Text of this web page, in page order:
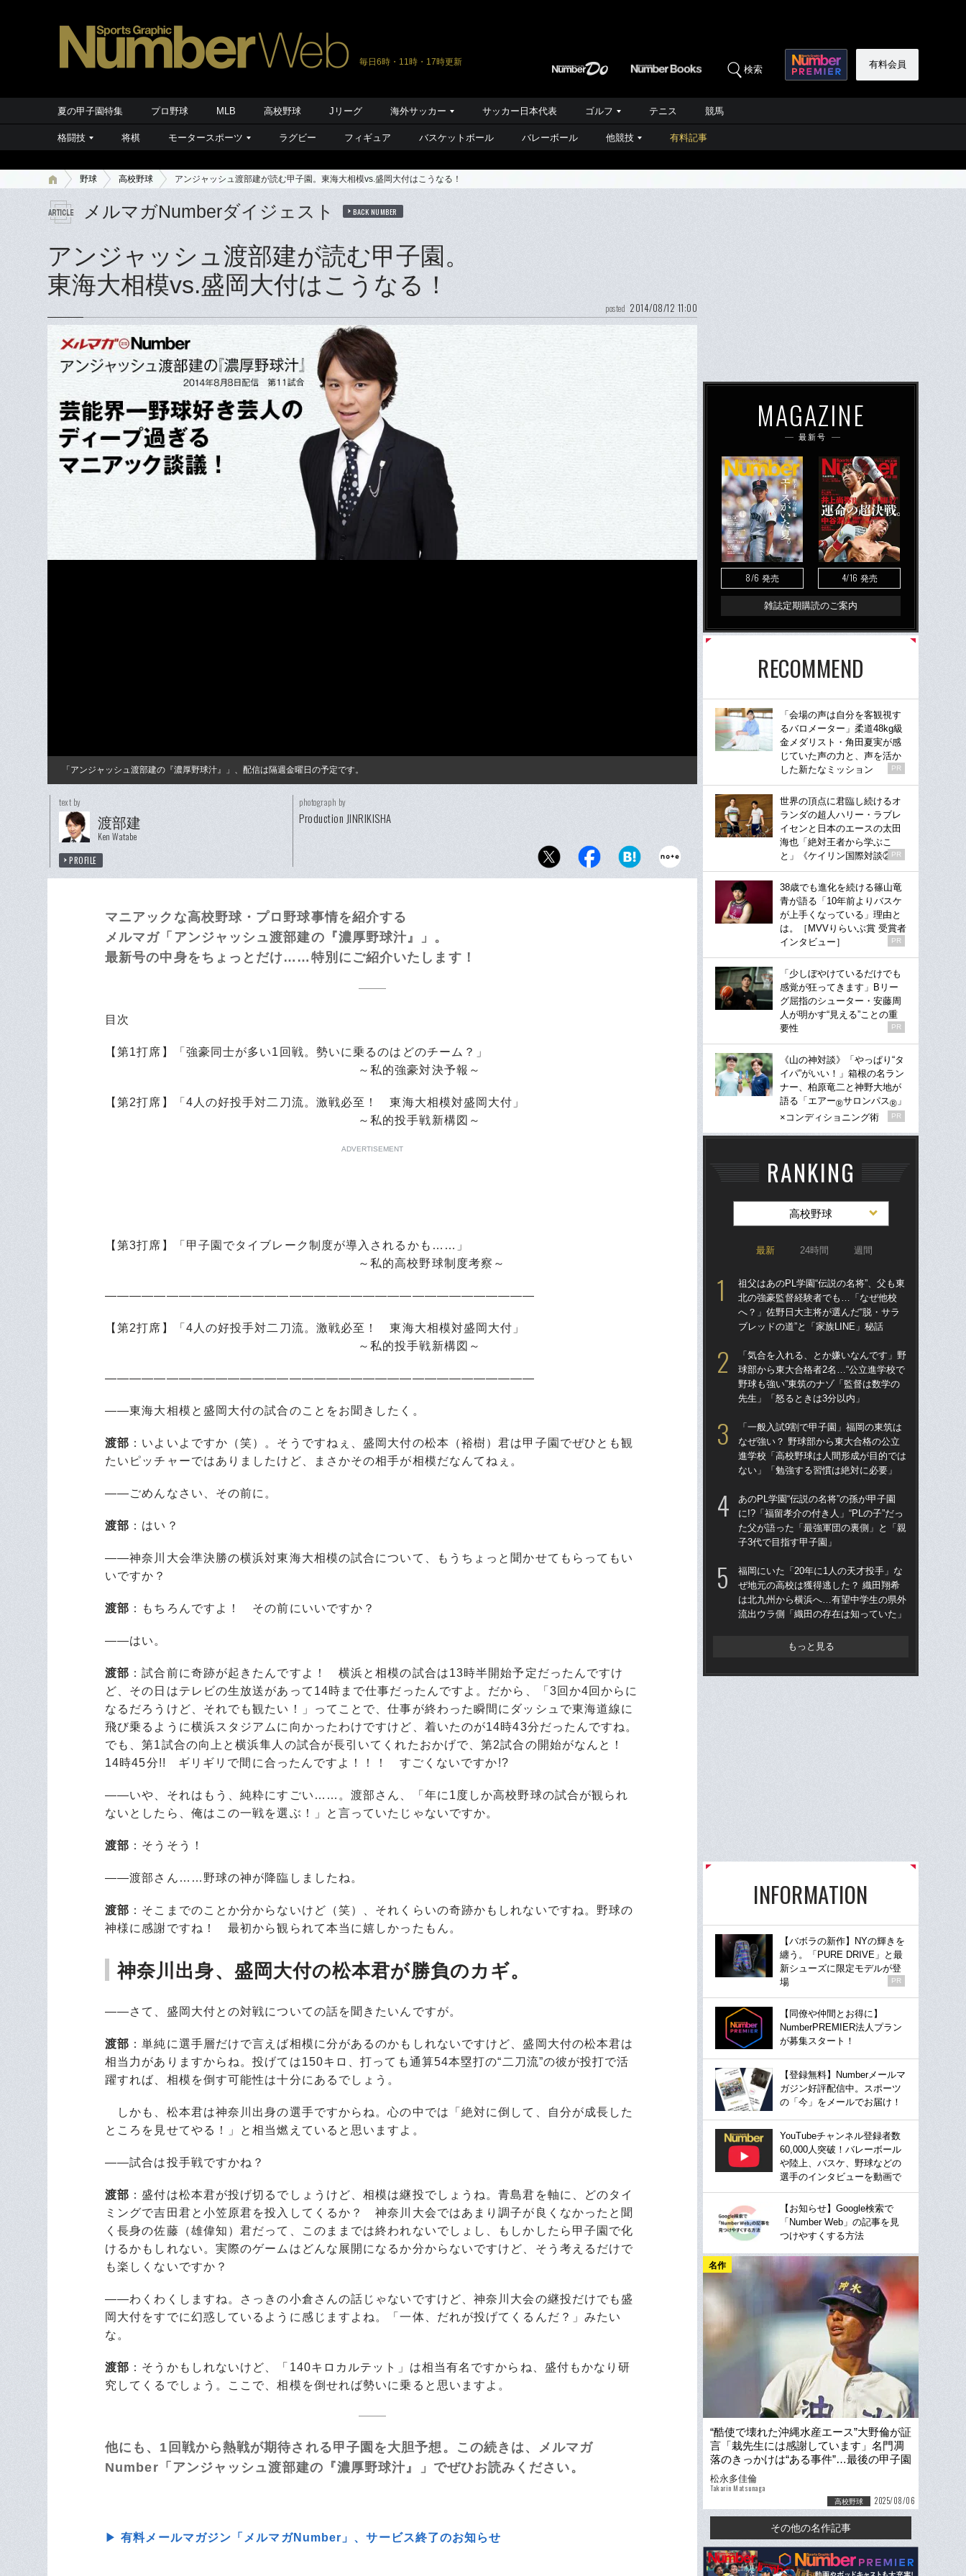
毎日6時・11時・17時更新
検索 有料会員
夏の甲子園特集 プロ野球 MLB 高校野球 Jリーグ 海外サッカー サッカー日本代表 ゴルフ テニス 競馬
格闘技 将棋 モータースポーツ ラグビー フィギュア バスケットボール バレーボール 他競技 有料記事
野球 高校野球 アンジャッシュ渡部建が読む甲子園。東海大相模vs.盛岡大付はこうなる！
メルマガNumberダイジェスト BACK NUMBER
アンジャッシュ渡部建が読む甲子園。
東海大相模vs.盛岡大付はこうなる！
posted 2014/08/12 11:00
「アンジャッシュ渡部建の『濃厚野球汁』」、配信は隔週金曜日の予定です。
text by
渡部建
Ken Watabe
PROFILE
photograph by
Production JINRIKISHA
マニアックな高校野球・プロ野球事情を紹介する
メルマガ「アンジャッシュ渡部建の『濃厚野球汁』」。
最新号の中身をちょっとだけ……特別にご紹介いたします！
目次
【第1打席】「強豪同士が多い1回戦。勢いに乗るのはどのチーム？」
～私的強豪対決予報～
【第2打席】「4人の好投手対二刀流。激戦必至！ 東海大相模対盛岡大付」
～私的投手戦新構図～
ADVERTISEMENT
【第3打席】「甲子園でタイブレーク制度が導入されるかも……」
～私的高校野球制度考察～
―――――――――――――――――――――――――――――――――――
【第2打席】「4人の好投手対二刀流。激戦必至！ 東海大相模対盛岡大付」
～私的投手戦新構図～
―――――――――――――――――――――――――――――――――――
――東海大相模と盛岡大付の試合のことをお聞きしたく。
渡部 ：いよいよですか（笑）。そうですねぇ、盛岡大付の松本（裕樹）君は甲子園でぜひとも観
たいピッチャーではありましたけど、まさかその相手が相模だなんてねぇ。
――ごめんなさい、その前に。
渡部 ：はい？
――神奈川大会準決勝の横浜対東海大相模の試合について、もうちょっと聞かせてもらってもい
いですか？
渡部 ：もちろんですよ！ その前にいいですか？
――はい。
渡部 ：試合前に奇跡が起きたんですよ！ 横浜と相模の試合は13時半開始予定だったんですけ
ど、その日はテレビの生放送があって14時まで仕事だったんですよ。だから、「3回か4回からに
なるだろうけど、それでも観たい！」ってことで、仕事が終わった瞬間にダッシュで東海道線に
飛び乗るように横浜スタジアムに向かったわけですけど、着いたのが14時43分だったんですね。
でも、第1試合の向上と横浜隼人の試合が長引いてくれたおかげで、第2試合の開始がなんと！
14時45分!! ギリギリで間に合ったんですよ！！！ すごくないですか!?
――いや、それはもう、純粋にすごい……。渡部さん、「年に1度しか高校野球の試合が観られ
ないとしたら、俺はこの一戦を選ぶ！」と言っていたじゃないですか。
渡部 ：そうそう！
――渡部さん……野球の神が降臨しましたね。
渡部 ：そこまでのことか分からないけど（笑）、それくらいの奇跡かもしれないですね。野球の
神様に感謝ですね！ 最初から観られて本当に嬉しかったもん。
神奈川出身、盛岡大付の松本君が勝負のカギ。
――さて、盛岡大付との対戦についての話を聞きたいんですが。
渡部 ：単純に選手層だけで言えば相模に分があるのかもしれないですけど、盛岡大付の松本君は
相当力がありますからね。投げては150キロ、打っても通算54本塁打の“二刀流”の彼が投打で活
躍すれば、相模を倒す可能性は十分にあるでしょう。
しかも、松本君は神奈川出身の選手ですからね。心の中では「絶対に倒して、自分が成長した
ところを見せてやる！」と相当燃えていると思いますよ。
――試合は投手戦ですかね？
渡部 ：盛付は松本君が投げ切るでしょうけど、相模は継投でしょうね。青島君を軸に、どのタイ
ミングで吉田君と小笠原君を投入してくるか？ 神奈川大会ではあまり調子が良くなかったと聞
く長身の佐藤（雄偉知）君だって、このままでは終われないでしょし、もしかしたら甲子園で化
けるかもしれない。実際のゲームはどんな展開になるか分からないですけど、そう考えるだけで
も楽しくないですか？
――わくわくしますね。さっきの小倉さんの話じゃないですけど、神奈川大会の継投だけでも盛
岡大付をすでに幻惑しているように感じますよね。「一体、だれが投げてくるんだ？」みたい
な。
渡部 ：そうかもしれないけど、「140キロカルテット」は相当有名ですからね、盛付もかなり研
究してくるでしょう。ここで、相模を倒せれば勢いに乗ると思いますよ。
他にも、1回戦から熱戦が期待される甲子園を大胆予想。この続きは、メルマガ
Number「アンジャッシュ渡部建の『濃厚野球汁』」でぜひお読みください。
▶ 有料メールマガジン「メルマガNumber」、サービス終了のお知らせ
MAGAZINE
最新号
8/6 発売 4/16 発売
雑誌定期購読のご案内
RECOMMEND
「会場の声は自分を客観視す
るバロメーター」柔道48kg級
金メダリスト・角田夏実が感
じていた声の力と、声を活か
した新たなミッション
PR
世界の頂点に君臨し続けるオ
ランダの超人ハリー・ラブレ
イセンと日本のエースの太田
海也「絶対王者から学ぶこ
と」《ケイリン国際対談②》
PR
38歳でも進化を続ける篠山竜
青が語る「10年前よりバスケ
が上手くなっている」理由と
は。［MVVりらいぶ賞 受賞者
インタビュー］
PR
「少しぼやけているだけでも
感覚が狂ってきます」Bリー
グ屈指のシューター・安藤周
人が明かす“見える”ことの重
要性
PR
《山の神対談》「やっぱり“タ
イパ”がいい！」箱根の名ラン
ナー、柏原竜二と神野大地が
語る「エアー®サロンパス® 」
×コンディショニング術
PR
RANKING
高校野球
最新 24時間 週間
祖父はあのPL学園“伝説の名将”、父も東
北の強豪監督経験者でも…「なぜ他校
へ？」佐野日大主将が選んだ“脱・サラ
ブレッドの道”と「家族LINE」秘話
「気合を入れる、とか嫌いなんです」野
球部から東大合格者2名…“公立進学校で
野球も強い”東筑のナゾ「監督は数学の
先生」「怒るときは3分以内」
「一般入試9割で甲子園」福岡の東筑は
なぜ強い？ 野球部から東大合格の公立
進学校「高校野球は人間形成が目的では
ない」「勉強する習慣は絶対に必要」
あのPL学園“伝説の名将”の孫が甲子園
に!?「福留孝介の付き人」“PLの子”だっ
た父が語った「最強軍団の裏側」と「親
子3代で目指す甲子園」
福岡にいた「20年に1人の天才投手」な
ぜ地元の高校は獲得逃した？ 織田翔希
は北九州から横浜へ…有望中学生の県外
流出ウラ側「織田の存在は知っていた」
もっと見る
INFORMATION
【バボラの新作】NYの輝きを
纏う。「PURE DRIVE」と最
新シューズに限定モデルが登
場
PR
【同僚や仲間とお得に】
NumberPREMIER法人プラン
が募集スタート！
【登録無料】Numberメールマ
ガジン好評配信中。スポーツ
の「今」をメールでお届け！
YouTubeチャンネル登録者数
60,000人突破！バレーボール
や陸上、バスケ、野球などの
選手のインタビューを動画で
【お知らせ】Google検索で
「Number Web」の記事を見
つけやすくする方法
名作
“酷使で壊れた沖縄水産エース”大野倫が証
言「栽先生には感謝しています」名門凋
落のきっかけは“ある事件”…最後の甲子園
出場“98年最強世代”の無念
松永多佳倫
Takarin Matsunaga
高校野球 2025/08/06
その他の名作記事